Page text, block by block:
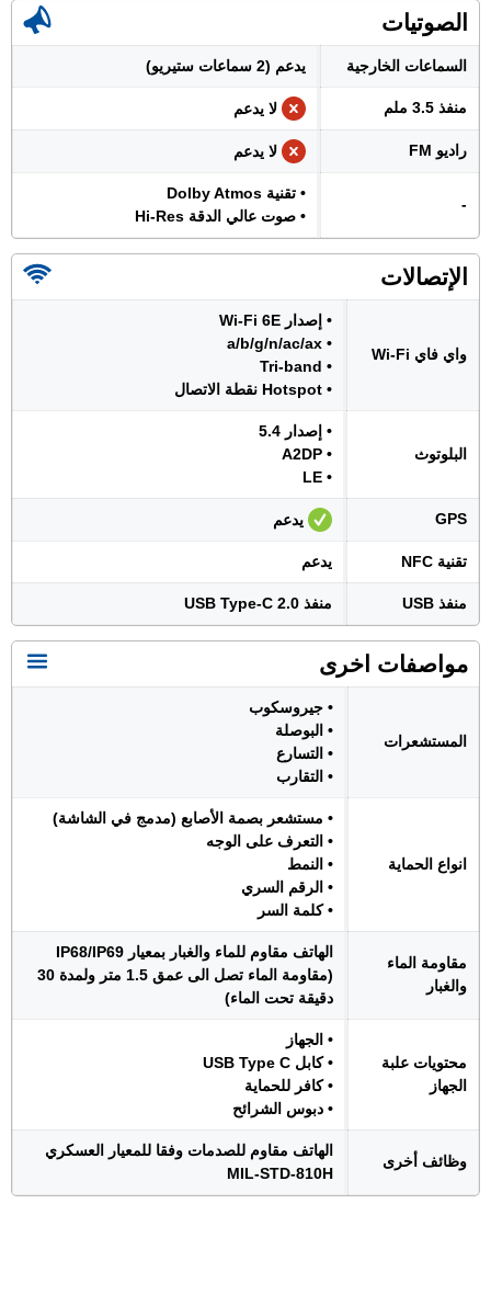
الصوتيات
السماعات الخارجية يدعم (2 سماعات ستيريو)
منفذ 3.5 ملم لا يدعم
راديو FM لا يدعم
-
• تقنية Dolby Atmos
• صوت عالي الدقة Hi-Res
الإتصالات
واي فاي Wi-Fi
• إصدار Wi-Fi 6E
• a/b/g/n/ac/ax
• Tri-band
• Hotspot نقطة الاتصال
البلوتوث
• إصدار 5.4
• A2DP
• LE
GPS يدعم
تقنية NFC يدعم
منفذ USB منفذ USB Type-C 2.0
مواصفات اخرى
المستشعرات
• جيروسكوب
• البوصلة
• التسارع
• التقارب
انواع الحماية
• مستشعر بصمة الأصابع (مدمج في الشاشة)
• التعرف على الوجه
• النمط
• الرقم السري
• كلمة السر
مقاومة الماء
والغبار
الهاتف مقاوم للماء والغبار بمعيار IP68/IP69
(مقاومة الماء تصل الى عمق 1.5 متر ولمدة 30
دقيقة تحت الماء)
محتويات علبة
الجهاز
• الجهاز
• كابل USB Type C
• كافر للحماية
• دبوس الشرائح
وظائف أخرى
الهاتف مقاوم للصدمات وفقا للمعيار العسكري
MIL-STD-810H